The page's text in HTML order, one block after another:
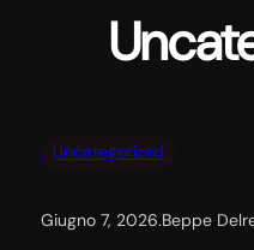
Uncategorized
Giugno 7, 2026.Beppe